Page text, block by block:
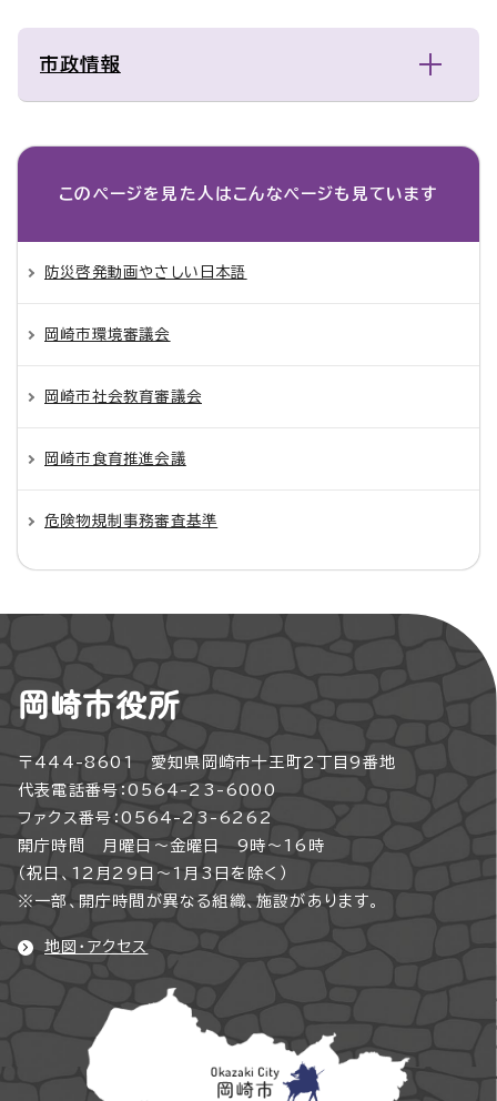
市政情報
このページを見た人は こんなページも見ています
防災啓発動画やさしい日本語
岡崎市環境審議会
岡崎市社会教育審議会
岡崎市食育推進会議
危険物規制事務審査基準
岡崎市役所
〒444-8601 愛知県岡崎市十王町2丁目9番地
代表電話番号：0564-23-6000
ファクス番号：0564-23-6262
開庁時間 月曜日～金曜日 9時～16時
（祝日、12月29日～1月3日を除く）
※一部、開庁時間が異なる組織、施設があります。
地図・アクセス